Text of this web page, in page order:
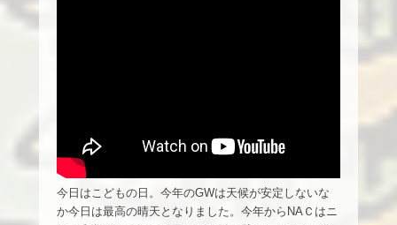
今日はこどもの日。今年のGWは天候が安定しないな
か今日は最高の晴天となりました。今年からNAＣはニ